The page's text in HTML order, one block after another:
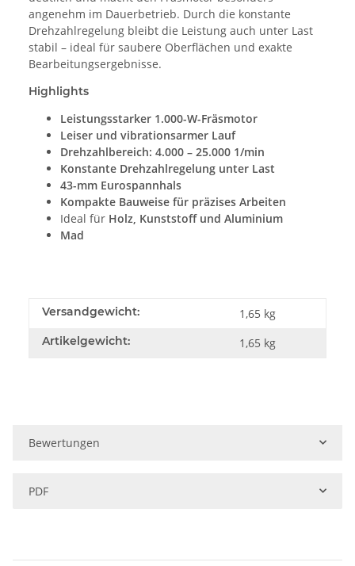
angenehm im Dauerbetrieb. Durch die konstante
Drehzahlregelung bleibt die Leistung auch unter Last
stabil – ideal für saubere Oberflächen und exakte
Bearbeitungsergebnisse.
Highlights
Leistungsstarker 1.000-W-Fräsmotor
Leiser und vibrationsarmer Lauf
Drehzahlbereich: 4.000 – 25.000 1/min
Konstante Drehzahlregelung unter Last
43-mm Eurospannhals
Kompakte Bauweise für präzises Arbeiten
Ideal für Holz, Kunststoff und Aluminium
Mad
Versandgewicht: 1,65 kg
Artikelgewicht: 1,65 kg
Bewertungen
PDF